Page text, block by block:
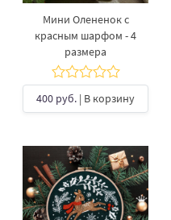
Мини Олененок с
красным шарфом - 4
размера
400 руб. | В корзину